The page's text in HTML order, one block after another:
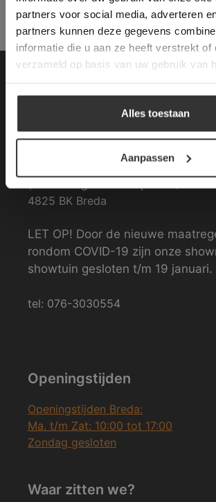
partners voor social media, adverteren
partners kunnen deze gegevens
informatie die u aan ze heeft verstrekt of
verzameld op basis van uw gebruik van
Alles toestaan
Aanpassen
Van den Heuvel & Van Duuren
Magazijn / Showroom:
4825 BK Breda
LET OP! Door de nieuwe
rondom COVID-19 zijn onze
showtuin gesloten t/m 19 januari.
tel: 076-3030554
Openingstijden
Openingstijden Breda:
Ma. t/m Zat: 10:00 tot 17:00
Zondag gesloten
Waar zitten we?
overeenstemming met ons
verder
ALLES ACCEPTEREN
ALLES AFWIJZEN
DETAILS WEERGEVEN